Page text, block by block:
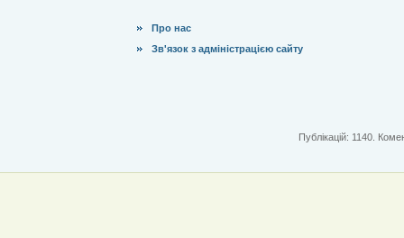
Про нас
Зв'язок з адміністрацією сайту
Публікацій: 1140.